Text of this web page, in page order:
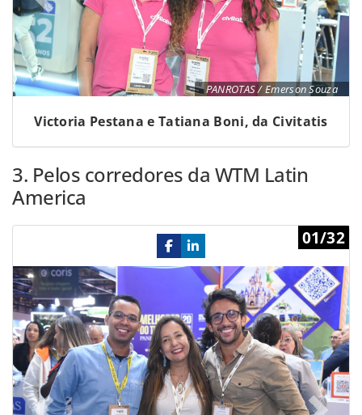
PANROTAS / Emerson Souza
Victoria Pestana e Tatiana Boni, da Civitatis
3. Pelos corredores da WTM Latin
America
01/32
Previous